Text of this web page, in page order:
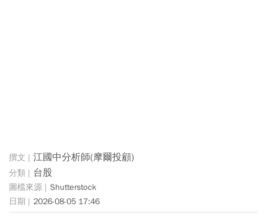
江國中分析師(摩爾投顧)
台股
Shutterstock
2026-08-05 17:46